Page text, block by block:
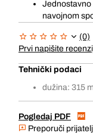
Jednostavno
navojnom
(0)
Prvi napišite
Tehnički podaci
dužina: 315
Pogledaj PDF
Preporuči